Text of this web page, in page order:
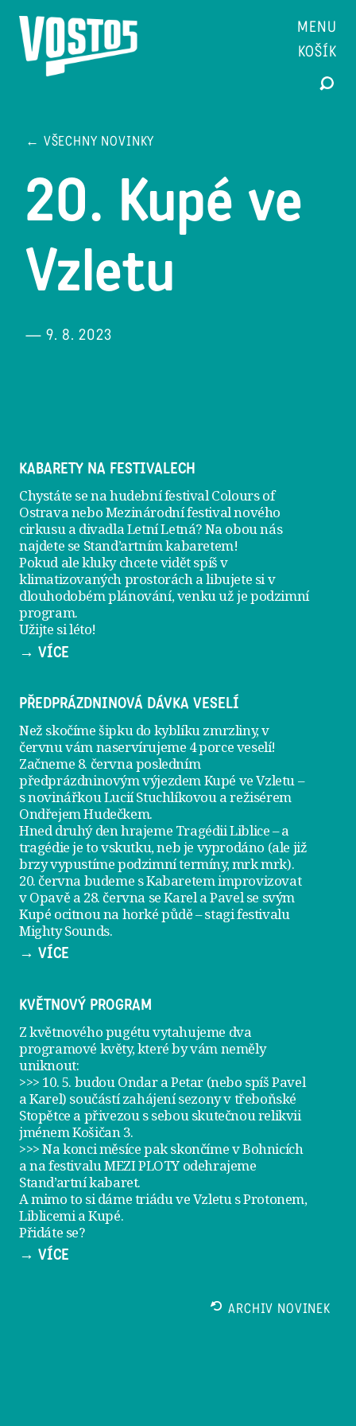
MENU
KOŠÍK
← VŠECHNY NOVINKY
20. Kupé ve
Vzletu
— 9. 8. 2023
KABARETY NA FESTIVALECH
Chystáte se na hudební festival Colours of
Ostrava nebo Mezinárodní festival nového
cirkusu a divadla Letní Letná? Na obou nás
najdete se Stand’artním kabaretem!
Pokud ale kluky chcete vidět spíš v
klimatizovaných prostorách a libujete si v
dlouhodobém plánování, venku už jepodzimní
program.
Užijte si léto!
→ VÍCE
PŘEDPRÁZDNINOVÁ DÁVKA VESELÍ
Než skočíme šipku do kyblíku zmrzliny, v
červnu vám naservírujeme 4 porce veselí!
Začneme 8. června posledním
předprázdninovým výjezdemKupé ve Vzletu–
s novinářkou Lucií Stuchlíkovou a režisérem
Ondřejem Hudečkem.
Hned druhý den hrajeme Tragédii Liblice– a
tragédie je to vskutku, neb je vyprodáno (ale již
brzy vypustíme podzimní termíny, mrk mrk).
20. června budeme s Kabaretem improvizovat
v Opavě a 28. června se Karel a Pavel se svým
Kupé ocitnou na horké půdě – stagi festivalu
Mighty Sounds.
→ VÍCE
KVĚTNOVÝ PROGRAM
Z květnového pugétu vytahujeme dva
programové květy, které by vám neměly
uniknout:
>>> 10. 5. budou Ondar a Petar (nebo spíš Pavel
a Karel) součástí zahájení sezony vtřeboňské
Stopětce a přivezou s sebou skutečnou relikvii
jménemKošičan 3.
>>> Na konci měsíce pak skončíme v Bohnicích
a na festivaluMEZI PLOTY odehrajeme
Stand’artní kabaret.
A mimo to si dámetriádu ve Vzletu s Protonem,
Liblicemi a Kupé.
Přidáte se?
→ VÍCE
ARCHIV NOVINEK